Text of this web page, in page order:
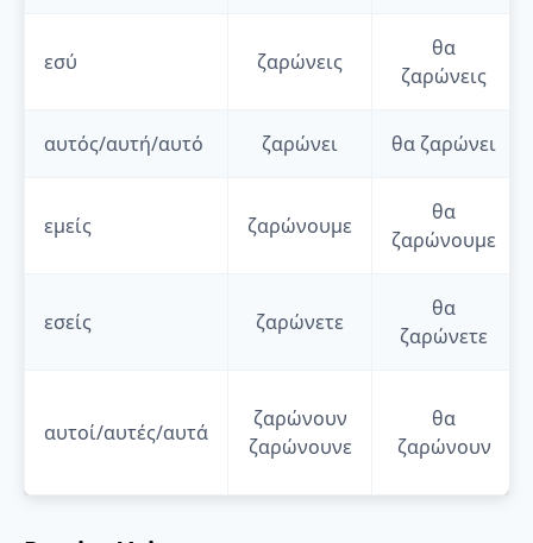
εσύ ζαρώνεις
θα
ζαρώνεις
αυτός/αυτή/αυτό ζαρώνει θα ζαρώνει
εμείς ζαρώνουμε
θα
ζαρώνουμε
εσείς ζαρώνετε
θα
ζαρώνετε
αυτοί/αυτές/αυτά
ζαρώνουν
ζαρώνουνε
θα
ζαρώνουν